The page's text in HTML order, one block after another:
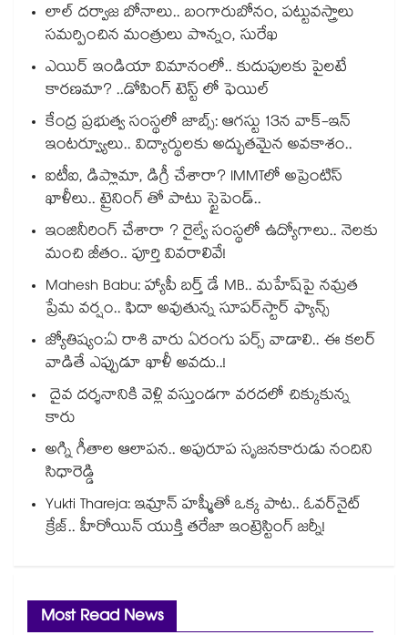
లాల్ దర్వాజ బోనాలు.. బంగారుబోనం, పట్టువస్త్రాలు
సమర్పించిన మంత్రులు పొన్నం, సురేఖ
ఎయిర్ ఇండియా విమానంలో.. కుదుపులకు పైలటే
కారణమా? ..డోపింగ్ టెస్ట్ లో ఫెయిల్
కేంద్ర ప్రభుత్వ సంస్థలో జాబ్స్: ఆగస్టు 13న వాక్-ఇన్
ఇంటర్వ్యూలు.. విద్యార్థులకు అద్భుతమైన అవకాశం..
ఐటీఐ, డిప్లొమా, డిగ్రీ చేశారా? IMMTలో అప్రెంటిస్
ఖాళీలు.. ట్రైనింగ్ తో పాటు స్టైపెండ్..
ఇంజినీరింగ్ చేశారా ? రైల్వే సంస్థలో ఉద్యోగాలు.. నెలకు
మంచి జీతం.. పూర్తి వివరాలివే!
Mahesh Babu: హ్యాపీ బర్త్ డే MB.. మహేష్‌పై నమ్రత
ప్రేమ వర్షం.. ఫిదా అవుతున్న సూపర్‌స్టార్ ఫ్యాన్స్
జ్యోతిష్యం:ఏ రాశి వారు ఏరంగు పర్స్ వాడాలి.. ఈ కలర్
వాడితే ఎప్పుడూ ఖాళీ అవదు..!
దైవ దర్శనానికి వెళ్లి వస్తుండగా వరదలో చిక్కుకున్న
కారు
అగ్ని గీతాల ఆలాపన.. అపురూప సృజనకారుడు నందిని
సిధారెడ్డి
Yukti Thareja: ఇమ్రాన్ హష్మీతో ఒక్క పాట.. ఓవర్‌నైట్
క్రేజ్.. హీరోయిన్ యుక్తి తరేజా ఇంట్రెస్టింగ్ జర్నీ!
Most Read News